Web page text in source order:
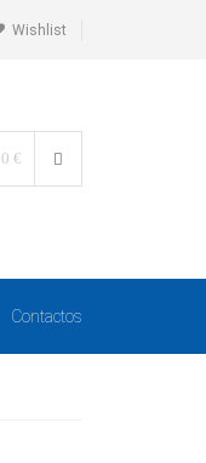
Wishlist
0 €
Contactos